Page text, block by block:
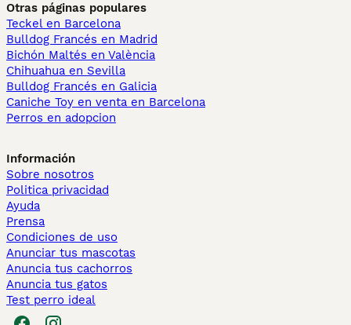
Otras páginas populares
Teckel en Barcelona
Bulldog Francés en Madrid
Bichón Maltés en València
Chihuahua en Sevilla
Bulldog Francés en Galicia
Caniche Toy en venta en Barcelona
Perros en adopcion
Información
Sobre nosotros
Politica privacidad
Ayuda
Prensa
Condiciones de uso
Anunciar tus mascotas
Anuncia tus cachorros
Anuncia tus gatos
Test perro ideal